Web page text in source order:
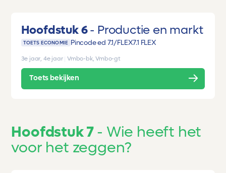
Hoofdstuk 6 Productie en markt
TOETS ECONOMIE Pincode ed 7.1/FLEX7.1 FLEX
3e jaar, 4e jaar Vmbo-bk, Vmbo-gt
Toets bekijken
Hoofdstuk 7
Wie heeft het
voor het zeggen?